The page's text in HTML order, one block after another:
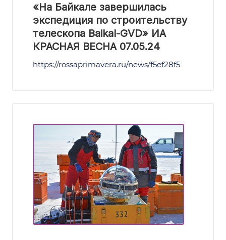
«На Байкале завершилась
экспедиция по строительству
телескопа Baikal-GVD» ИА
КРАСНАЯ ВЕСНА 07.05.24
https://rossaprimavera.ru/news/f5ef28f5